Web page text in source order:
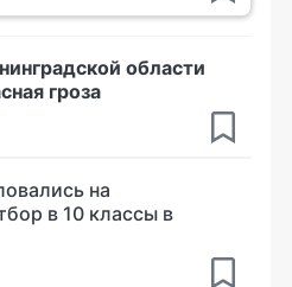
области
гроза
на
в 10 классы в